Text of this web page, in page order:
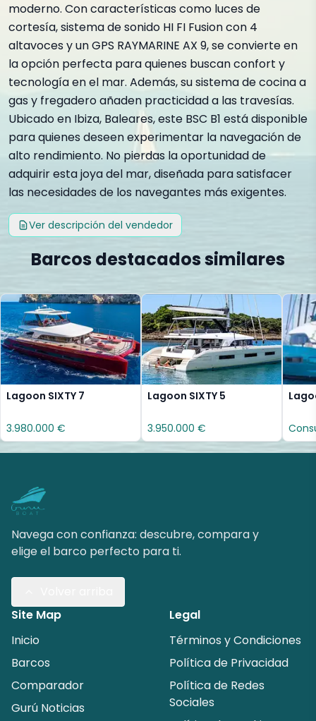
moderno. Con características como luces de
cortesía, sistema de sonido HI FI Fusion con 4
altavoces y un GPS RAYMARINE AX 9, se convierte en
la opción perfecta para quienes buscan confort y
tecnología en el mar. Además, su sistema de cocina a
gas y fregadero añaden practicidad a las travesías.
Ubicado en Ibiza, Baleares, este BSC B1 está disponible
para quienes deseen experimentar la navegación de
alto rendimiento. No pierdas la oportunidad de
adquirir esta joya del mar, diseñada para satisfacer
las necesidades de los navegantes más exigentes.
Ver descripción del vendedor
Barcos destacados similares
Lagoon SIXTY 7
3.980.000 €
Lagoon SIXTY 5
3.950.000 €
Navega con confianza: descubre, compara y
elige el barco perfecto para ti.
Site Map
Inicio
Barcos
Comparador
Gurú Noticias
Legal
Términos y Condiciones
Política de Privacidad
Política de Redes
Sociales